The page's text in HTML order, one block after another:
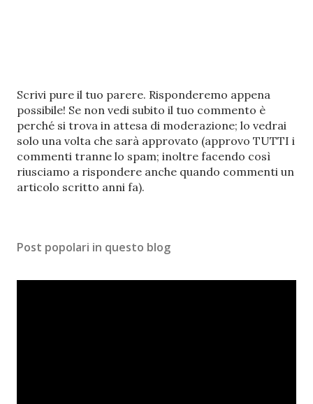
P
o
s
t
a
u
n
m
n
Scrivi pure il tuo parere. Risponderemo appena
possibile! Se non vedi subito il tuo commento è
perché si trova in attesa di moderazione; lo vedrai
solo una volta che sarà approvato (approvo TUTTI i
commenti tranne lo spam; inoltre facendo così
riusciamo a rispondere anche quando commenti un
articolo scritto anni fa).
Post popolari in questo blog